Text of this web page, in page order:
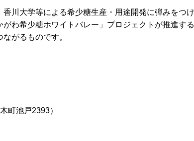
川大学等による希少糖生産・用途開発に弾みをつ
わ希少糖ホワイトバレー」プロジェクトが推進す
がるものです。
町池戸2393）